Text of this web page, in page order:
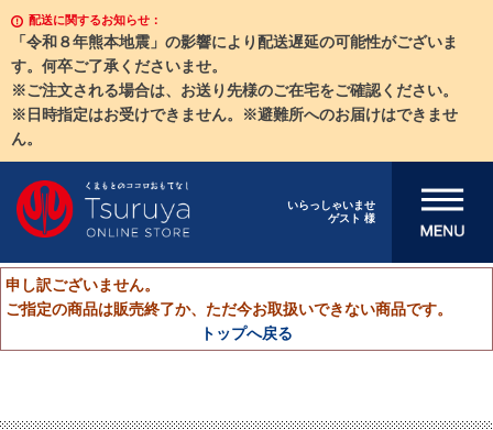
配送に関するお知らせ：
「令和８年熊本地震」の影響により配送遅延の可能性がございま
す。何卒ご了承くださいませ。
※ご注文される場合は、お送り先様のご在宅をご確認ください。
※日時指定はお受けできません。※避難所へのお届けはできませ
ん。
いらっしゃいませ
ゲスト 様
メニューを開
申し訳ございません。
ご指定の商品は販売終了か、ただ今お取扱いできない商品です。
トップへ戻る